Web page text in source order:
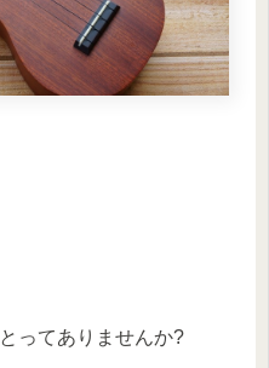
ってありませんか?